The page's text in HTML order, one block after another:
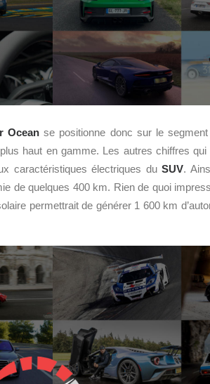
Oceanse positionne donc sur le
haut en gamme. Les autres chiffres
caractéristiques électriques du SUV.
de quelques 400 km. Rien de quoi
permettrait de générer 1 600 km